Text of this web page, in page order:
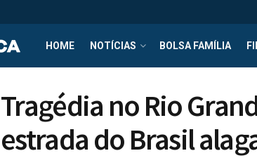
HOME NOTÍCIAS BOLSA FAMÍLIA
Tragédia no Rio
estrada do Brasil